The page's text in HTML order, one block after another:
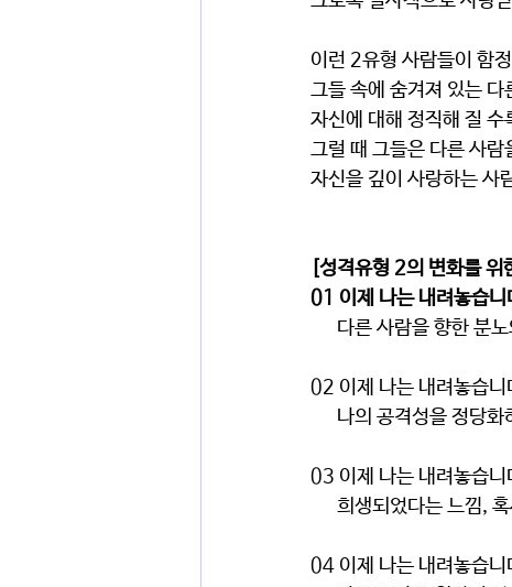
이런 2유형 사람들이 함
그들 속에 숨겨져 있는
자신에 대해 정직해 질
그럴 때 그들은 다른 사
자신을 깊이 사랑하는 사
[성격유형 2의 변화를 위
01 이제 나는 내려놓습니
다른 사람을 향한
02 이제 나는 내려놓습니
나의 공격성을 정
03 이제 나는 내려놓습니
희생되었다는 느
04 이제 나는 내려놓습니